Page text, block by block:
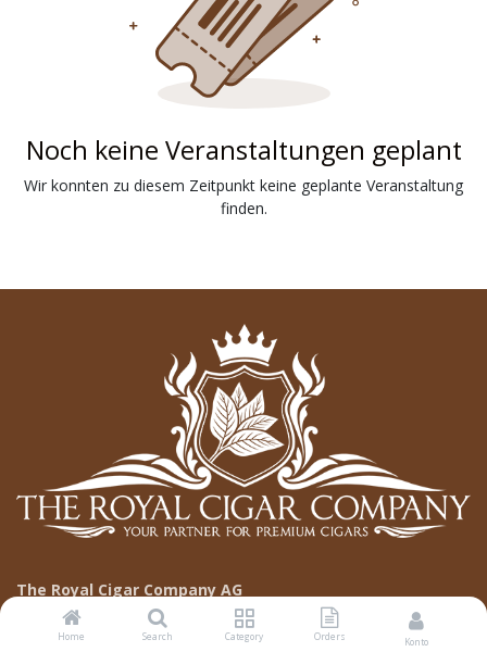
Home Search Category Orders Konto
Noch keine Veranstaltungen geplant
Wir konnten zu diesem Zeitpunkt keine geplante Veranstaltung
finden.
The Royal Cigar Company AG
Die The Royal Cigar Company AG ist ein führendes